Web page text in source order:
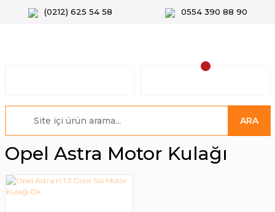
(0212) 625 54 58 0554 390 88 90
ARA
Opel Astra Motor Kulağı